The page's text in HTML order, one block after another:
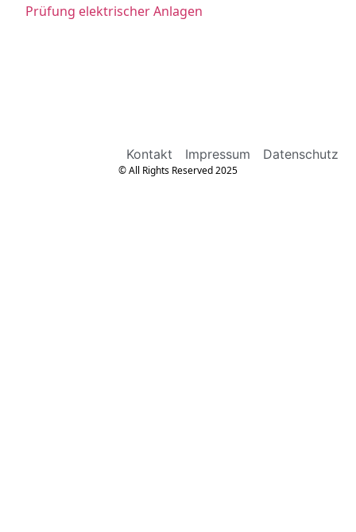
Prüfung elektrischer Anlagen
Kontakt Impressum Datenschutz
© All Rights Reserved 2025